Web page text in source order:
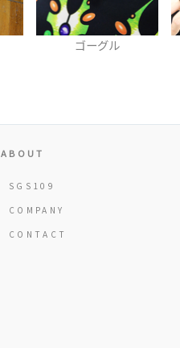
バングル
ABOUT
SGS109
COMPANY
CONTACT